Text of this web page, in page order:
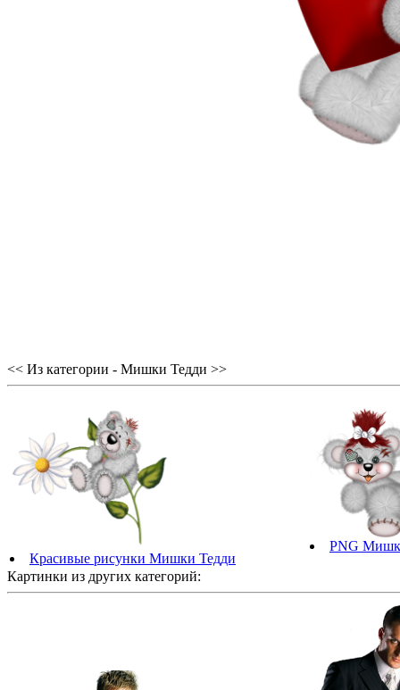
<< Из категории - Мишки Тедди >>
Красивые рисунки Мишки Тедди
PNG
Картинки из других категорий: